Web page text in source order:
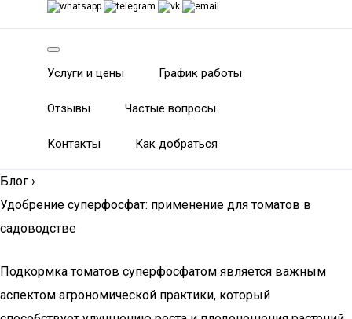
Услуги и цены График работы
Отзывы Частые вопросы
Контакты Как добраться
Блог ›
Удобрение суперфосфат: применение для томатов в
садоводстве
Подкормка томатов суперфосфатом является важным
аспектом агрономической практики, который